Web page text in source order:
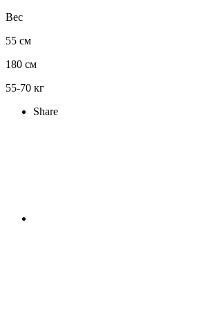
Вес
55 см
180 см
55-70 кг
Share